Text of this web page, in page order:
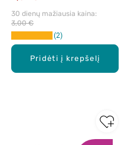
Pridėti į krepšelį
30 dienų mažiausia kaina:
3,00 €
2